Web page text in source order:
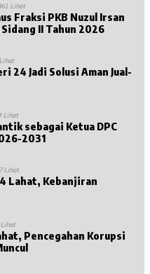
Lihat
Masa Sidang II Tahun 2026
24 Jadi Solusi Aman Jual-
Lihat
sebagai Ketua DPC
2031
Lihat
Lahat, Kebanjiran
Pencegahan Korupsi